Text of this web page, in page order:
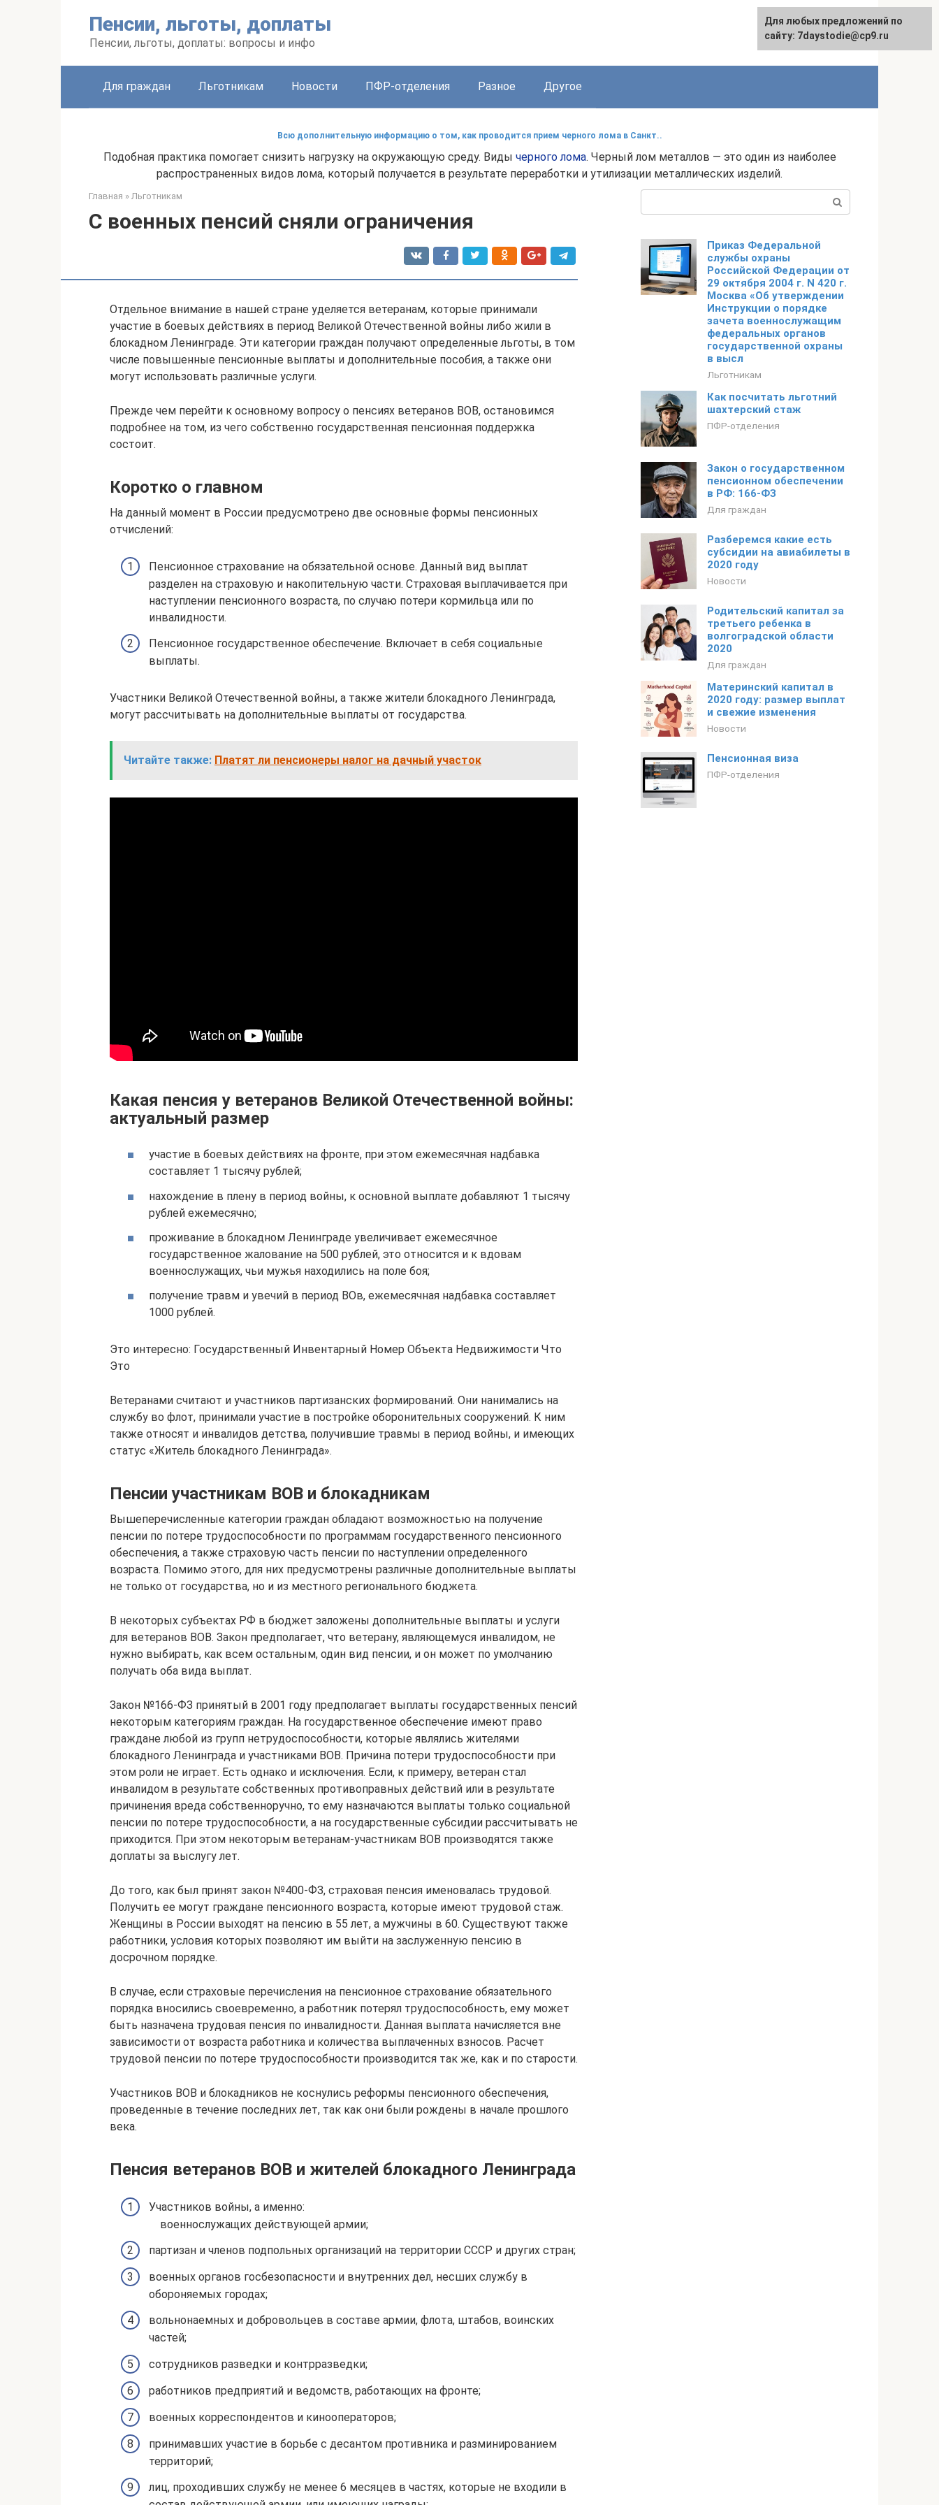
Пенсии, льготы, доплаты
Пенсии, льготы, доплаты: вопросы и инфо
Для граждан Льготникам Новости ПФР-отделения Разное Другое
Всю дополнительную информацию о том, как проводится прием черного лома в Санкт..
Подобная практика помогает снизить нагрузку на окружающую среду. Виды черного лома. Черный лом металлов — это один из наиболее
распространенных видов лома, который получается в результате переработки и утилизации металлических изделий.
Главная » Льготникам
С военных пенсий сняли ограничения
Отдельное внимание в нашей стране уделяется ветеранам, которые принимали
участие в боевых действиях в период Великой Отечественной войны либо жили в
блокадном Ленинграде. Эти категории граждан получают определенные льготы, в том
числе повышенные пенсионные выплаты и дополнительные пособия, а также они
могут использовать различные услуги.
Прежде чем перейти к основному вопросу о пенсиях ветеранов ВОВ, остановимся
подробнее на том, из чего собственно государственная пенсионная поддержка
состоит.
Коротко о главном
На данный момент в России предусмотрено две основные формы пенсионных
отчислений:
Пенсионное страхование на обязательной основе. Данный вид выплат
разделен на страховую и накопительную части. Страховая выплачивается при
наступлении пенсионного возраста, по случаю потери кормильца или по
инвалидности.
Пенсионное государственное обеспечение. Включает в себя социальные
выплаты.
Участники Великой Отечественной войны, а также жители блокадного Ленинграда,
могут рассчитывать на дополнительные выплаты от государства.
Читайте также: Платят ли пенсионеры налог на дачный участок
Какая пенсия у ветеранов Великой Отечественной войны:
актуальный размер
участие в боевых действиях на фронте, при этом ежемесячная надбавка
составляет 1 тысячу рублей;
нахождение в плену в период войны, к основной выплате добавляют 1 тысячу
рублей ежемесячно;
проживание в блокадном Ленинграде увеличивает ежемесячное
государственное жалование на 500 рублей, это относится и к вдовам
военнослужащих, чьи мужья находились на поле боя;
получение травм и увечий в период ВОв, ежемесячная надбавка составляет
1000 рублей.
Это интересно: Государственный Инвентарный Номер Объекта Недвижимости Что
Это
Ветеранами считают и участников партизанских формирований. Они нанимались на
службу во флот, принимали участие в постройке оборонительных сооружений. К ним
также относят и инвалидов детства, получившие травмы в период войны, и имеющих
статус «Житель блокадного Ленинграда».
Пенсии участникам ВОВ и блокадникам
Вышеперечисленные категории граждан обладают возможностью на получение
пенсии по потере трудоспособности по программам государственного пенсионного
обеспечения, а также страховую часть пенсии по наступлении определенного
возраста. Помимо этого, для них предусмотрены различные дополнительные выплаты
не только от государства, но и из местного регионального бюджета.
В некоторых субъектах РФ в бюджет заложены дополнительные выплаты и услуги
для ветеранов ВОВ. Закон предполагает, что ветерану, являющемуся инвалидом, не
нужно выбирать, как всем остальным, один вид пенсии, и он может по умолчанию
получать оба вида выплат.
Закон №166-ФЗ принятый в 2001 году предполагает выплаты государственных пенсий
некоторым категориям граждан. На государственное обеспечение имеют право
граждане любой из групп нетрудоспособности, которые являлись жителями
блокадного Ленинграда и участниками ВОВ. Причина потери трудоспособности при
этом роли не играет. Есть однако и исключения. Если, к примеру, ветеран стал
инвалидом в результате собственных противоправных действий или в результате
причинения вреда собственноручно, то ему назначаются выплаты только социальной
пенсии по потере трудоспособности, а на государственные субсидии рассчитывать не
приходится. При этом некоторым ветеранам-участникам ВОВ производятся также
доплаты за выслугу лет.
До того, как был принят закон №400-ФЗ, страховая пенсия именовалась трудовой.
Получить ее могут граждане пенсионного возраста, которые имеют трудовой стаж.
Женщины в России выходят на пенсию в 55 лет, а мужчины в 60. Существуют также
работники, условия которых позволяют им выйти на заслуженную пенсию в
досрочном порядке.
В случае, если страховые перечисления на пенсионное страхование обязательного
порядка вносились своевременно, а работник потерял трудоспособность, ему может
быть назначена трудовая пенсия по инвалидности. Данная выплата начисляется вне
зависимости от возраста работника и количества выплаченных взносов. Расчет
трудовой пенсии по потере трудоспособности производится так же, как и по старости.
Участников ВОВ и блокадников не коснулись реформы пенсионного обеспечения,
проведенные в течение последних лет, так как они были рождены в начале прошлого
века.
Пенсия ветеранов ВОВ и жителей блокадного Ленинграда
Участников войны, а именно:
военнослужащих действующей армии;
партизан и членов подпольных организаций на территории СССР и других стран;
военных органов госбезопасности и внутренних дел, несших службу в
обороняемых городах;
вольнонаемных и добровольцев в составе армии, флота, штабов, воинских
частей;
сотрудников разведки и контрразведки;
работников предприятий и ведомств, работающих на фронте;
военных корреспондентов и кинооператоров;
принимавших участие в борьбе с десантом противника и разминированием
территорий;
лиц, проходивших службу не менее 6 месяцев в частях, которые не входили в
Приказ Федеральной
службы охраны
Российской Федерации от
29 октября 2004 г. N 420 г.
Москва «Об утверждении
Инструкции о порядке
зачета военнослужащим
федеральных органов
государственной охраны
в высл
Льготникам
Как посчитать льготний
шахтерский стаж
ПФР-отделения
Закон о государственном
пенсионном обеспечении
в РФ: 166-ФЗ
Для граждан
Разберемся какие есть
субсидии на авиабилеты в
2020 году
Новости
Родительский капитал за
третьего ребенка в
волгоградской области
2020
Для граждан
Материнский капитал в
2020 году: размер выплат
и свежие изменения
Новости
Пенсионная виза
ПФР-отделения
Для любых предложений по
сайту: 7daystodie@cp9.ru